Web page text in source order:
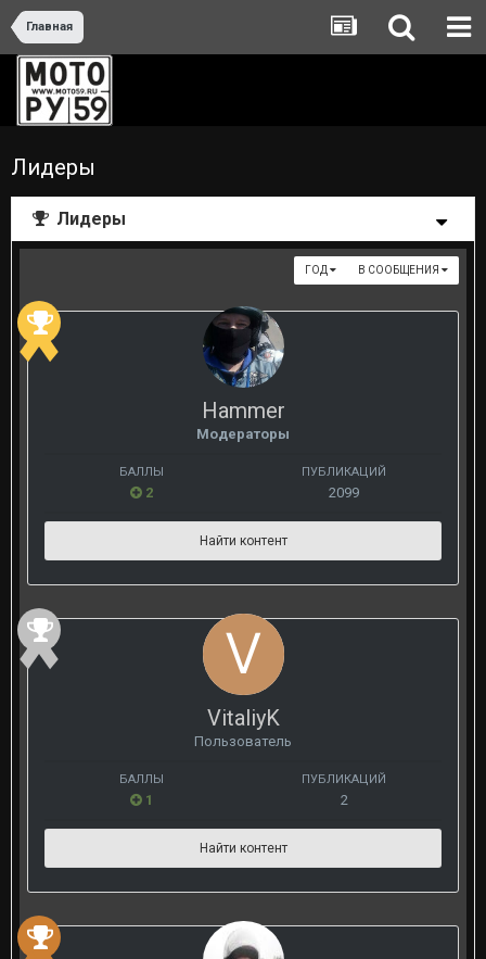
Главная
Лидеры
Лидеры
В СООБЩЕНИЯ
ГОД
Hammer
Модераторы
БАЛЛЫ
2
ПУБЛИКАЦИЙ
2099
Найти контент
VitaliyK
Пользователь
БАЛЛЫ
1
ПУБЛИКАЦИЙ
2
Найти контент